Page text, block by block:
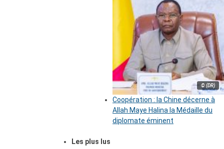
© (DR)
Coopération : la Chine décerne à
Allah Maye Halina la Médaille du
diplomate éminent
Les plus lus